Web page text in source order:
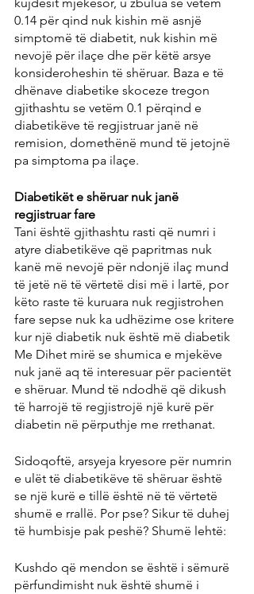
kujdesit mjekësor, u zbulua se vetëm
0.14 për qind nuk kishin më asnjë
simptomë të diabetit, nuk kishin më
nevojë për ilaçe dhe për këtë arsye
konsideroheshin të shëruar. Baza e të
dhënave diabetike skoceze tregon
gjithashtu se vetëm 0.1 përqind e
diabetikëve të regjistruar janë në
remision, domethënë mund të jetojnë
pa simptoma pa ilaçe.
Diabetikët e shëruar nuk janë
regjistruar fare
Tani është gjithashtu rasti që numri i
atyre diabetikëve që papritmas nuk
kanë më nevojë për ndonjë ilaç mund
të jetë në të vërtetë disi më i lartë, por
këto raste të kuruara nuk regjistrohen
fare sepse nuk ka udhëzime ose kritere
kur një diabetik nuk është më diabetik
Me Dihet mirë se shumica e mjekëve
nuk janë aq të interesuar për pacientët
e shëruar. Mund të ndodhë që dikush
të harrojë të regjistrojë një kurë për
diabetin në përputhje me rrethanat.
Sidoqoftë, arsyeja kryesore për numrin
e ulët të diabetikëve të shëruar është
se një kurë e tillë është në të vërtetë
shumë e rrallë. Por pse? Sikur të duhej
të humbisje pak peshë? Shumë lehtë:
Kushdo që mendon se është i sëmurë
përfundimisht nuk është shumë i